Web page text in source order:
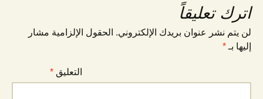
اترك تعليقاً
لن يتم نشر عنوان بريدك الإلكتروني. الحقول الإلزامية مشار
إليها بـ *
التعليق *